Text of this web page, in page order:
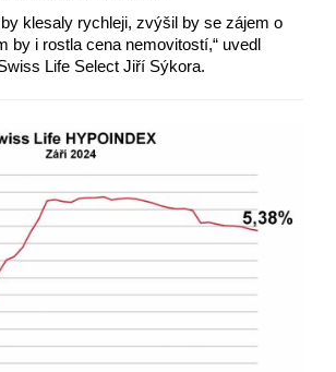
klesaly rychleji, zvýšil by se zájem o
by i rostla cena nemovitostí,“ uvedl
Life Select Jiří Sýkora.